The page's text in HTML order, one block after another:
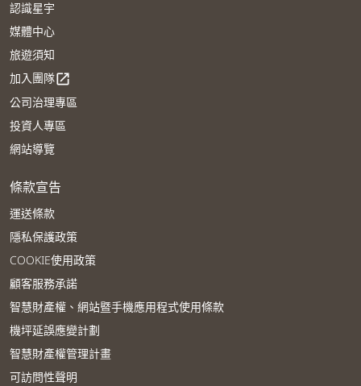
認識星宇
媒體中心
旅遊須知
加入團隊open_in_new
公司治理專區
投資人專區
網站導覽
條款宣告
運送條款
隱私保護政策
COOKIE使用政策
顧客服務承諾
智慧財產權、網站暨手機應用程式使用條款
機坪延誤應變計劃
智慧財產權管理計畫
可訪問性聲明